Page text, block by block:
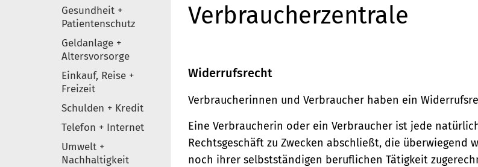
Gesundheit +
Patientenschutz
Geldanlage +
Altersvorsorge
Einkauf, Reise +
Freizeit
Schulden + Kredit
Telefon + Internet
Umwelt +
Nachhaltigkeit
Verbraucherzentrale
Widerrufsrecht
Verbraucherinnen und Verbraucher haben ein
Eine Verbraucherin oder ein Verbraucher ist jede
Rechtsgeschäft zu Zwecken abschließt, die überwiegend
noch ihrer selbstständigen beruflichen Tätigkeit